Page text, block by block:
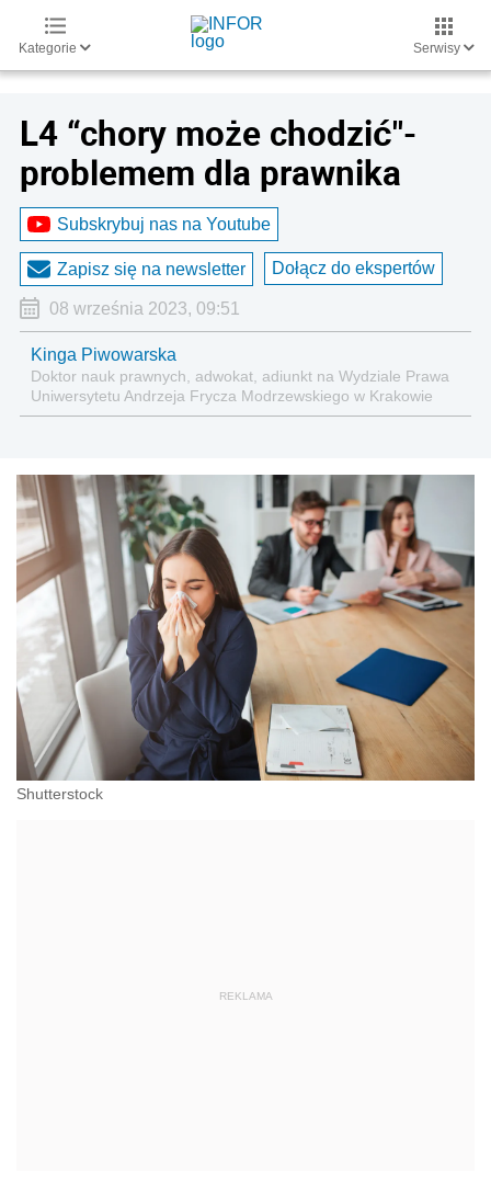
Kategorie Serwisy
L4 “chory może chodzić"-
problemem dla prawnika
Subskrybuj nas na Youtube
Zapisz się na newsletter Dołącz do ekspertów
08 września 2023, 09:51
Kinga Piwowarska
Doktor nauk prawnych, adwokat, adiunkt na Wydziale Prawa
Uniwersytetu Andrzeja Frycza Modrzewskiego w Krakowie
oraz Rzecznik Akademicki ds. równego traktowania i
administracyjnoprawnych aspektach związanych z pracą i
pomocą socjalną.
Shutterstock